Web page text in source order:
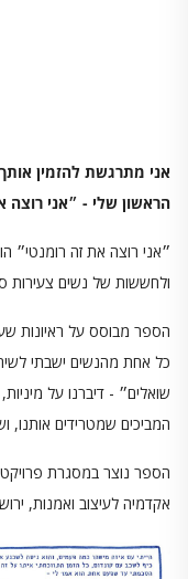
אני מתרגשת להזמין
הראשון שלי - ״אני רוצה
״אני רוצה את זה רומנטי״
ולחששות של נשים צעירות
כל אחת מהנשים ישבתי
שואלים״ - דיברנו על
המביכים שמטרידים אותנו,
הספר נוצר במסגרת
אקדמיה לעיצוב ואמנות,